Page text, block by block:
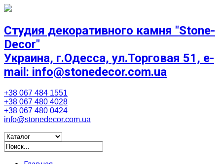
Студия декоративного камня "Stone-
Decor"
Украина, г.Одесса, ул.Торговая 51, e-
mail: info@stonedecor.com.ua
+38 067 484 1551
+38 067 480 4028
+38 067 480 0424
info@stonedecor.com.ua